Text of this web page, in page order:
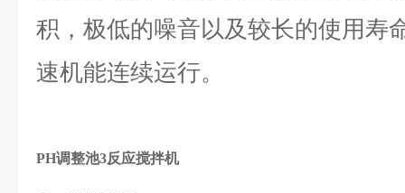
积，极低的噪音以及较长的使用寿
速机能连续运行。
PH调整池3反应搅拌机